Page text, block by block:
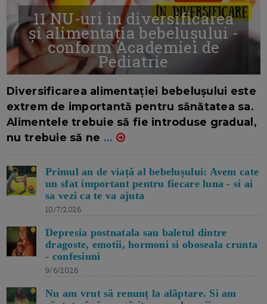
11 NU-uri in diversificarea
și alimentația bebelușului -
conform Academiei de
Pediatrie
Diversificarea alimentației bebelușului este
extrem de importantă pentru sănătatea sa.
Alimentele trebuie să fie introduse gradual,
nu trebuie să ne ...
Primul an de viață al bebelușului: Avem cate
un sfat important pentru fiecare luna - si ai
sa vezi ca te va ajuta
10/7/2026
Depresia postnatala sau baletul dintre
dragoste, emotii, hormoni si oboseala crunta
- confesiuni
9/6/2026
Nu am vrut să renunț la alăptare. Si am